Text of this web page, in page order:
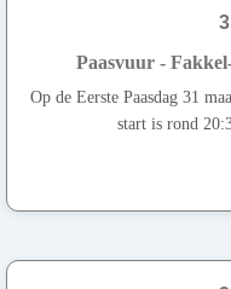
Paasvuur -
Op de Eerste Paasdag 31
start is rond